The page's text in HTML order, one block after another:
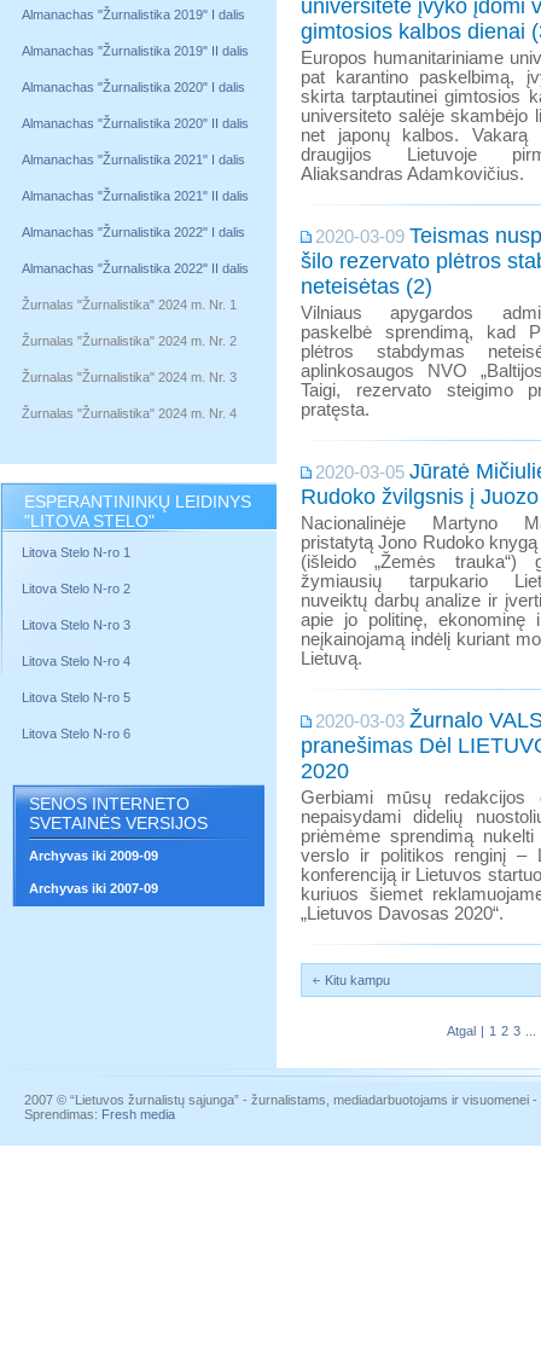
Almanachas "Žurnalistika 2019" I dalis
Almanachas "Žurnalistika 2019" II dalis
Almanachas "Žurnalistika 2020" I dalis
Almanachas "Žurnalistika 2020" II dalis
Almanachas "Žurnalistika 2021" I dalis
Almanachas "Žurnalistika 2021" II dalis
Almanachas "Žurnalistika 2022" I dalis
Almanachas "Žurnalistika 2022" II dalis
Žurnalas "Žurnalistika" 2024 m. Nr. 1
Žurnalas "Žurnalistika" 2024 m. Nr. 2
Žurnalas "Žurnalistika" 2024 m. Nr. 3
Žurnalas "Žurnalistika" 2024 m. Nr. 4
ESPERANTININKŲ LEIDINYS
"LITOVA STELO"
Litova Stelo N-ro 1
Litova Stelo N-ro 2
Litova Stelo N-ro 3
Litova Stelo N-ro 4
Litova Stelo N-ro 5
Litova Stelo N-ro 6
SENOS INTERNETO
SVETAINĖS VERSIJOS
Archyvas iki 2009-09
Archyvas iki 2007-09
universitete įvyko įdomi
gimtosios kalbos dienai
Europos humanitariniame
pat karantino paskelbimą,
skirta tarptautinei gimtosios
universiteto salėje skambėjo
net japonų kalbos. Vakarą
draugijos Lietuvoje
Aliaksandras Adamkovičius.
2020-03-09 Teismas
šilo rezervato plėtros
neteisėtas (2)
Vilniaus apygardos
paskelbė sprendimą, kad
plėtros stabdymas
aplinkosaugos NVO
Taigi, rezervato steigimo
pratęsta.
2020-03-05 Jūratė
Rudoko žvilgsnis į
Nacionalinėje Martyno
pristatytą Jono Rudoko knygą
(išleido „Žemės trauka“)
žymiausių tarpukario
nuveiktų darbų analize ir
apie jo politinę, ekonominę
neįkainojamą indėlį kuriant
Lietuvą.
2020-03-03 Žurnalo
pranešimas Dėl
2020
Gerbiami mūsų redakcijos
nepaisydami didelių
priėmėme sprendimą
verslo ir politikos renginį –
konferenciją ir Lietuvos
kuriuos šiemet
„Lietuvos Davosas 2020“.
Kitu kampu
Atgal | 1 2 3
2007 © “Lietuvos žurnalistų sąjunga” - žurnalistams, mediadarbuotojams ir visuomenei
Sprendimas: Fresh media